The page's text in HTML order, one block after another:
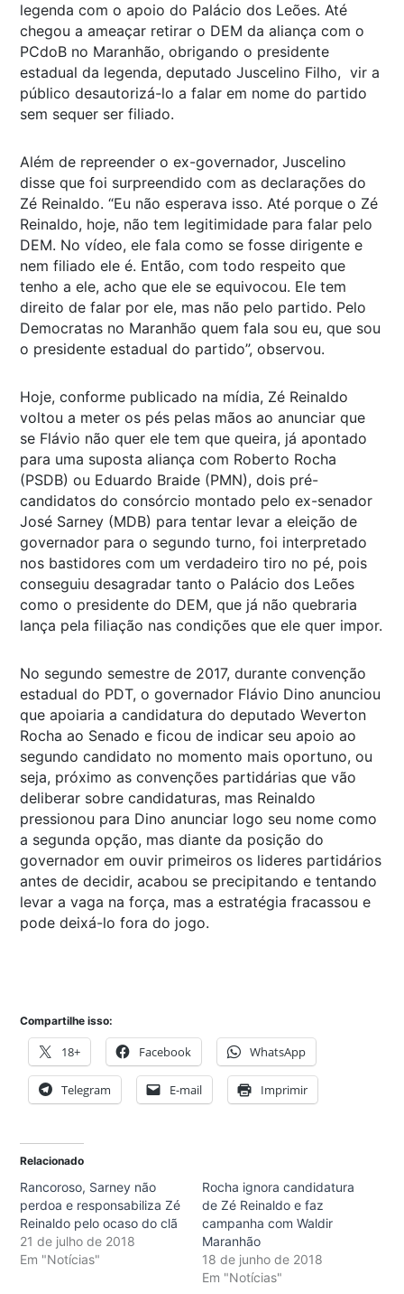
legenda com o apoio do Palácio dos Leões. Até
chegou a ameaçar retirar o DEM da aliança com o
PCdoB no Maranhão, obrigando o presidente
estadual da legenda, deputado Juscelino Filho, vir a
público desautorizá-lo a falar em nome do partido
sem sequer ser filiado.
Além de repreender o ex-governador, Juscelino
disse que foi surpreendido com as declarações do
Zé Reinaldo. “Eu não esperava isso. Até porque o Zé
Reinaldo, hoje, não tem legitimidade para falar pelo
DEM. No vídeo, ele fala como se fosse dirigente e
nem filiado ele é. Então, com todo respeito que
tenho a ele, acho que ele se equivocou. Ele tem
direito de falar por ele, mas não pelo partido. Pelo
Democratas no Maranhão quem fala sou eu, que sou
o presidente estadual do partido”, observou.
Hoje, conforme publicado na mídia, Zé Reinaldo
voltou a meter os pés pelas mãos ao anunciar que
se Flávio não quer ele tem que queira, já apontado
para uma suposta aliança com Roberto Rocha
(PSDB) ou Eduardo Braide (PMN), dois pré-
candidatos do consórcio montado pelo ex-senador
José Sarney (MDB) para tentar levar a eleição de
governador para o segundo turno, foi interpretado
nos bastidores com um verdadeiro tiro no pé, pois
conseguiu desagradar tanto o Palácio dos Leões
como o presidente do DEM, que já não quebraria
lança pela filiação nas condições que ele quer impor.
No segundo semestre de 2017, durante convenção
estadual do PDT, o governador Flávio Dino anunciou
que apoiaria a candidatura do deputado Weverton
Rocha ao Senado e ficou de indicar seu apoio ao
segundo candidato no momento mais oportuno, ou
seja, próximo as convenções partidárias que vão
deliberar sobre candidaturas, mas Reinaldo
pressionou para Dino anunciar logo seu nome como
a segunda opção, mas diante da posição do
governador em ouvir primeiros os lideres partidários
antes de decidir, acabou se precipitando e tentando
levar a vaga na força, mas a estratégia fracassou e
pode deixá-lo fora do jogo.
Compartilhe isso:
18+ Facebook WhatsApp
Telegram E-mail Imprimir
Relacionado
Rancoroso, Sarney não
perdoa e responsabiliza Zé
Reinaldo pelo ocaso do clã
21 de julho de 2018
Em "Notícias"
Rocha ignora candidatura
de Zé Reinaldo e faz
campanha com Waldir
Maranhão
18 de junho de 2018
Em "Notícias"